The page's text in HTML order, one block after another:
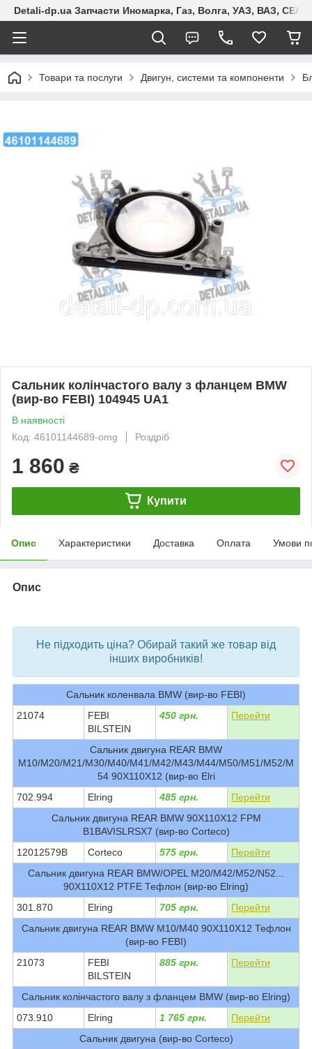
Detali-dp.ua Запчасти Иномарка, Газ, Волга, УАЗ, ВАЗ,
Товари та послуги Двигун, системи та компоненти
Сальник колінчастого валу з фланцем BMW
(вир-во FEBI) 104945 UA1
В наявності
Код: 46101144689-omg
Роздріб
1 860 ₴
Купити
Опис Характеристики Доставка Оплата Умови
Опис
Не підходить ціна? Обирай такий же товар від
інших виробників!
Сальник коленвала BMW (вир-во FEBI)
21074
FEBI
BILSTEIN
450 грн. Перейти
Сальник двигуна REAR BMW
M10/M20/M21/M30/M40/M41/M42/M43/M44/M50/M51/M52/M
54 90X110X12 (вир-во Elri
702.994
Elring 485 грн.
Перейти
Сальник двигуна REAR BMW 90X110X12 FPM
B1BAVISLRSX7 (вир-во Corteco)
12012579B
Corteco 575 грн.
Перейти
Сальник двигуна REAR BMW/OPEL M20/M42/M52/N52...
90X110X12 PTFE Тефлон (вир-во Elring)
301.870
Elring 705 грн.
Перейти
Сальник двигуна REAR BMW M10/M40 90X110X12 Тефлон
(вир-во FEBI)
21073
FEBI
BILSTEIN
885 грн. Перейти
Сальник колінчастого валу з фланцем BMW (вир-во Elring)
073.910
Elring 1 765 грн.
Перейти
Сальник двигуна (вир-во Corteco)